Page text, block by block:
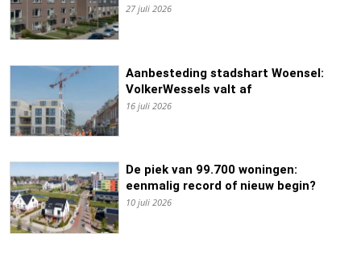
27 juli 2026
Aanbesteding stadshart Woensel:
VolkerWessels valt af
16 juli 2026
De piek van 99.700 woningen:
eenmalig record of nieuw begin?
10 juli 2026